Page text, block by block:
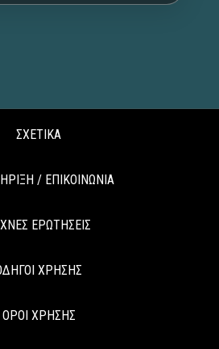
ΣΧΕΤΙΚΑ
/ ΕΠΙΚΟΙΝΩΝΙΑ
ΕΡΩΤΗΣΕΙΣ
ΧΡΗΣΗΣ
ΟΡΟΙ ΧΡΗΣΗΣ